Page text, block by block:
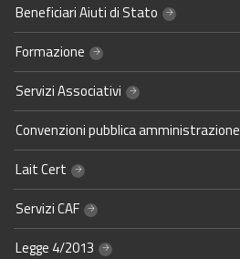
Beneficiari Aiuti di Stato
Formazione
Servizi Associativi
Convenzioni pubblica amministrazione
Lait Cert
Servizi CAF
Legge 4/2013